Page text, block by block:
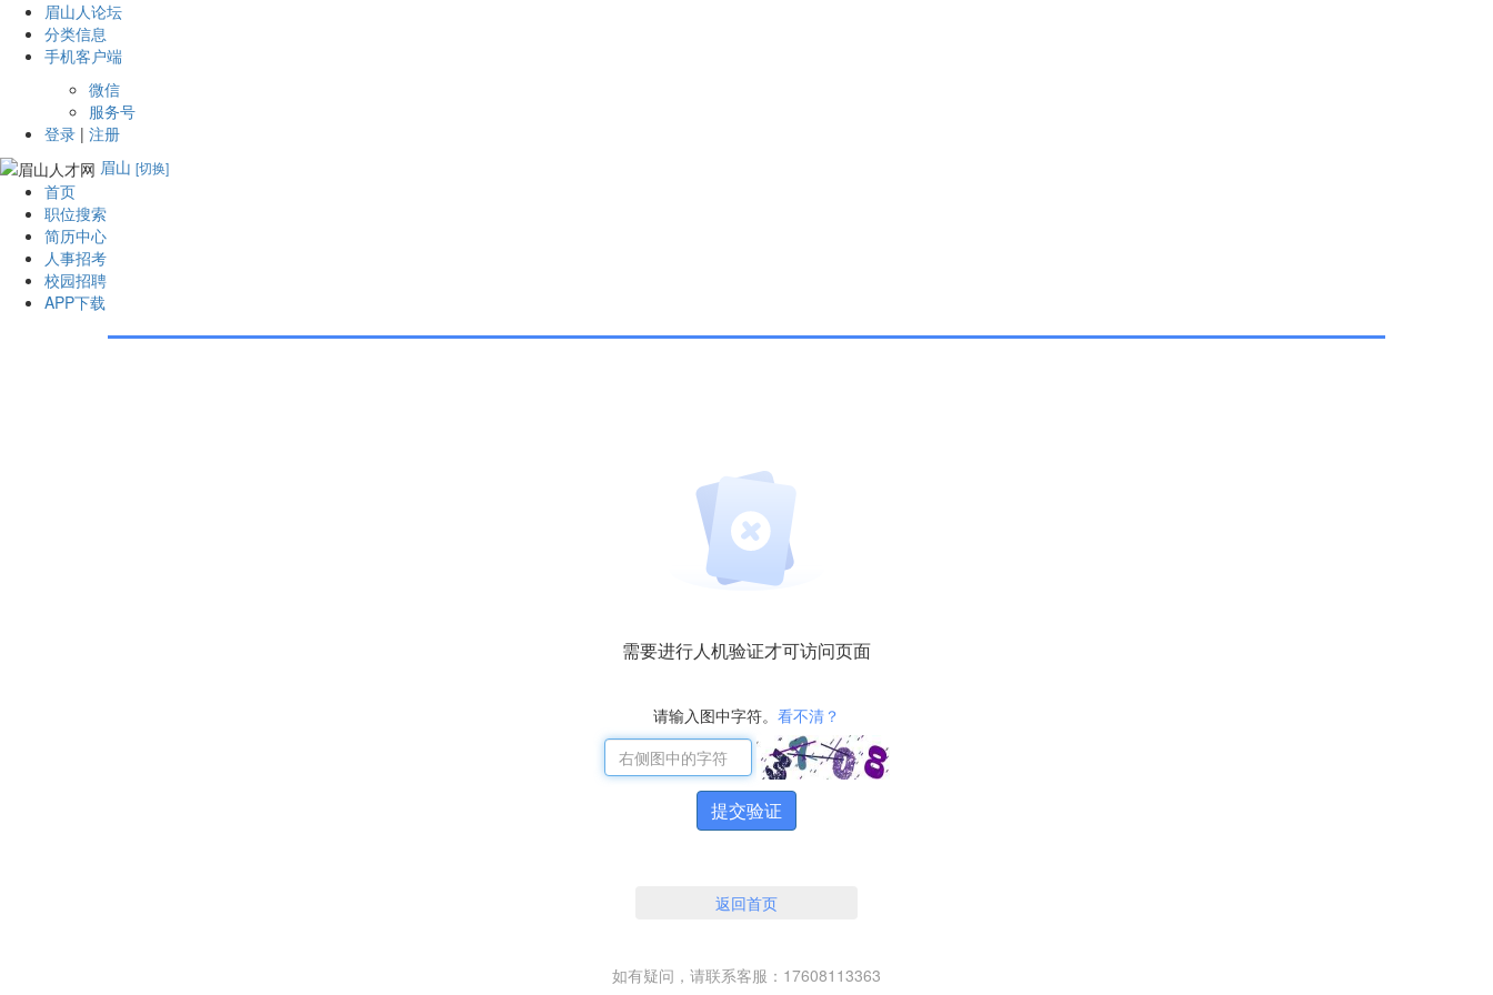
眉山人论坛
分类信息
手机客户端
微信
服务号
登录 | 注册
眉山 [切换]
首页
职位搜索
简历中心
人事招考
校园招聘
APP下载
需要进行人机验证才可访问页面
请输入图中字符。 看不清？
提交验证
返回首页
如有疑问，请联系客服：17608113363